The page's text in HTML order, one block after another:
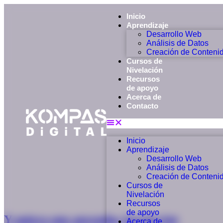
Inicio
Aprendizaje
Desarrollo Web
Análisis de Datos
Creación de
Cursos de
Nivelación
Recursos
de apoyo
Acerca de
Contacto
Inicio
Aprendizaje
Desarrollo Web
Análisis de Datos
Creación de
Cursos de
Nivelación
Recursos
de apoyo
Acerca de
Y quiero que aprendas JavaScript